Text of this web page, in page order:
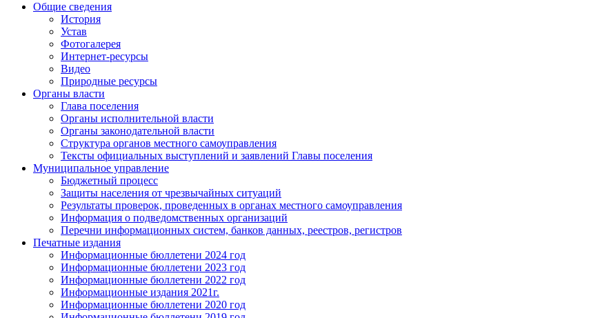
Общие сведения
История
Устав
Фотогалерея
Интернет-ресурсы
Видео
Природные ресурсы
Органы власти
Глава поселения
Органы исполнительной власти
Органы законодательной власти
Структура органов местного самоуправления
Тексты официальных выступлений и заявлений Главы поселения
Муниципальное управление
Бюджетный процесс
Защиты населения от чрезвычайных ситуаций
Результаты проверок, проведенных в органах местного самоуправления
Информация о подведомственных организаций
Перечни информационных систем, банков данных, реестров, регистров
Печатные издания
Информационные бюллетени 2024 год
Информационные бюллетени 2023 год
Информационные бюллетени 2022 год
Информационные издания 2021г.
Информационные бюллетени 2020 год